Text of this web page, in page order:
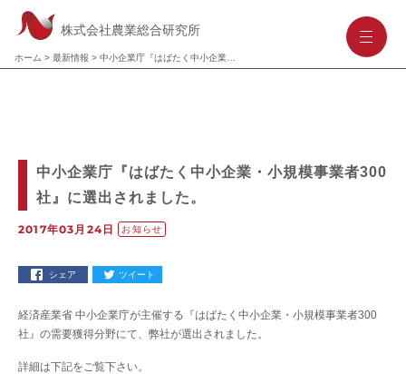
株式会社農業総合研究所
ホーム > 最新情報 >
--
中小企業庁『はばたく中小企業・小規模事業者300
社』に選出されました。
2017年03月24日 お知らせ
シェア ツイート
経済産業省 中小企業庁が主催する『はばたく中小企業・小規模事業者300
社』の需要獲得分野にて、弊社が選出されました。
詳細は下記をご覧下さい。